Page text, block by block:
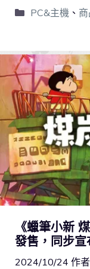
PC&主機、
《蠟筆小新
發售，同步
2024/10/24 作